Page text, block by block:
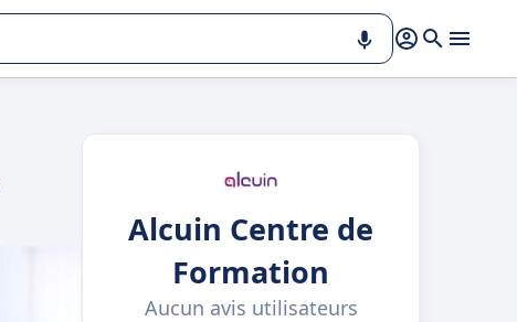
Alcuin Centre de
Formation
Aucun avis utilisateurs